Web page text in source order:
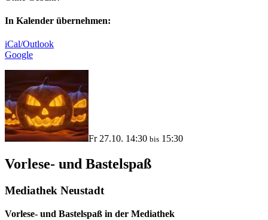
In Kalender übernehmen:
iCal/Outlook
Google
Fr 27.10. 14:30 bis 15:30
Vorlese- und Bastelspaß
Mediathek Neustadt
Vorlese- und Bastelspaß in der Mediathek